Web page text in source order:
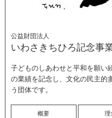
公益財団法人
いわさきちひろ記念事
子どものしあわせと平和を願い
の業績を記念し、文化の民主的
う団体です。
概要 理